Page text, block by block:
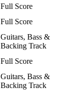
Full Score
Full Score
Guitars, Bass &
Backing Track
Full Score
Guitars, Bass &
Backing Track